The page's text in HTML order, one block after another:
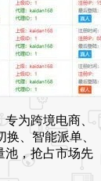
专为跨境电商、
、智能派单、
池，抢占市场先